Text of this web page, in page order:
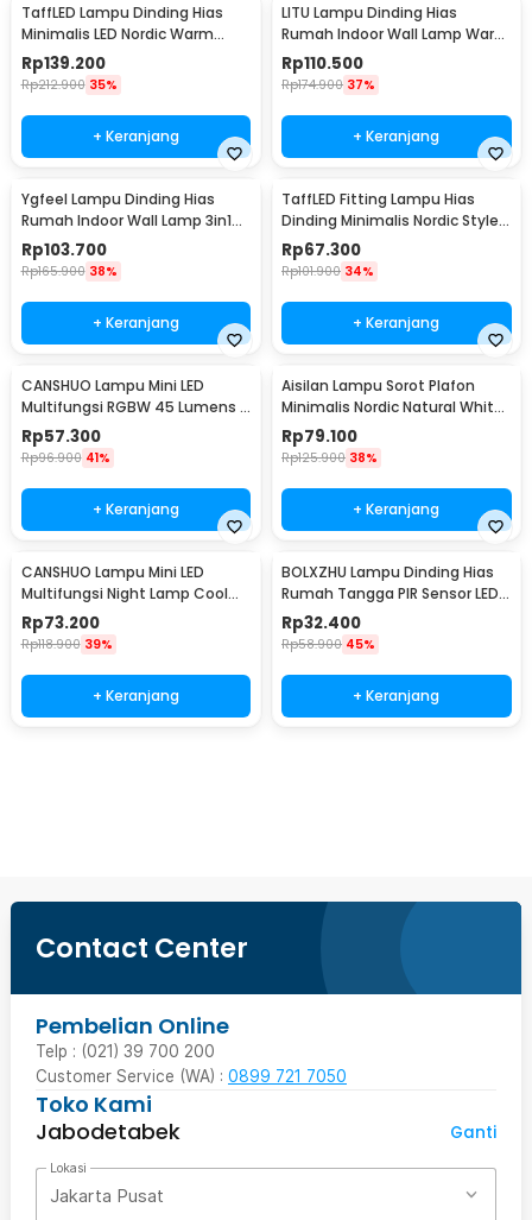
TaffLED Lampu Dinding Hias
Minimalis LED Nordic Warm
White E27 12W - G9
Rp139.200
Rp212.900 35%
+ Keranjang
LITU Lampu Dinding Hias
Rumah Indoor Wall Lamp Warm
White 3000K 7W - W22
Rp110.500
Rp174.900 37%
+ Keranjang
Ygfeel Lampu Dinding Hias
Rumah Indoor Wall Lamp 3in1
Color - JS-QD407
Rp103.700
Rp165.900 38%
+ Keranjang
TaffLED Fitting Lampu Hias
Dinding Minimalis Nordic Style
E27 265V - WF-M004
Rp67.300
Rp101.900 34%
+ Keranjang
CANSHUO Lampu Mini LED
Multifungsi RGBW 45 Lumens 3
PCS with Remote - YJ-905
Rp57.300
Rp96.900 41%
+ Keranjang
Aisilan Lampu Sorot Plafon
Minimalis Nordic Natural White
4000K 7W - MSD52
Rp79.100
Rp125.900 38%
+ Keranjang
CANSHUO Lampu Mini LED
Multifungsi Night Lamp Cool
White 4.5V 3W 6 PCS - TD001
Rp73.200
Rp118.900 39%
+ Keranjang
BOLXZHU Lampu Dinding Hias
Rumah Tangga PIR Sensor LED
Warm White 3W - HCGY003
Rp32.400
Rp58.900 45%
+ Keranjang
Contact Center
Pembelian Online
Telp : (021) 39 700 200
Customer Service (WA) : 0899 721 7050
Toko Kami
Jabodetabek
Ganti
Lokasi
Jakarta Pusat